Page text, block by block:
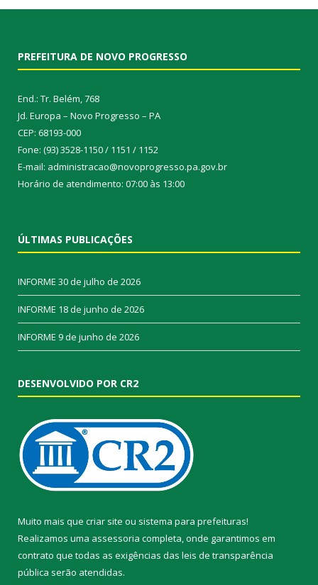
PREFEITURA DE NOVO PROGRESSO
End.: Tr. Belém, 768
Jd. Europa – Novo Progresso – PA
CEP: 68193-000
Fone: (93) 3528-1150 / 1151 / 1152
E-mail: administracao@novoprogresso.pa.gov.br
Horário de atendimento: 07:00 às 13:00
ÚLTIMAS PUBLICAÇÕES
INFORME 30 de julho de 2026
INFORME 18 de junho de 2026
INFORME 9 de junho de 2026
DESENVOLVIDO POR CR2
Muito mais que criar site ou sistema para prefeituras!
Realizamos uma assessoria completa, onde garantimos em
contrato que todas as exigências das leis de transparência
pública serão atendidas.